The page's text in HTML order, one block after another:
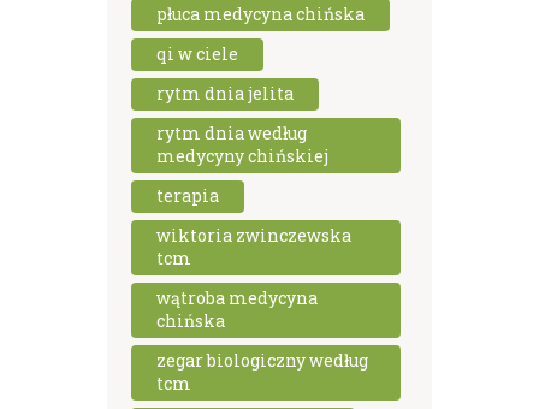
płuca medycyna chińska
qi w ciele
rytm dnia jelita
rytm dnia według
medycyny chińskiej
terapia
wiktoria zwinczewska
tcm
wątroba medycyna
chińska
zegar biologiczny według
tcm